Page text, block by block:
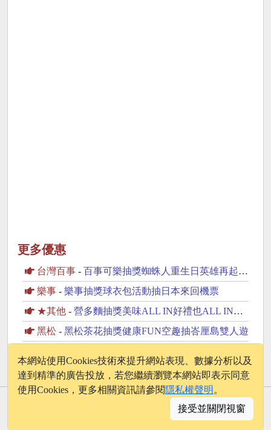
更多優惠
台灣百事 - 百事可樂抽獎蜘蛛人重生日英雄再起抽美國來回機票
樂事 - 樂事抽獎球衣包活動抽日本來回機票
★其他 - 營多麵抽獎美味ALL IN好禮也ALL IN抽iPhone17
黑松 - 黑松茶花抽獎健康FUN空趣抽峇厘島雙人遊
© 2026 - onelife.tw
隱私權政策│聯絡我們
本網站使用Cookies技術來提升網站表現、數據分析以及
達到精準的廣告投放，若您繼續瀏覽本網站即表示同意
使用Cookies，更多相關資訊請參閱 隱私權聲明 。
接受並關閉視窗